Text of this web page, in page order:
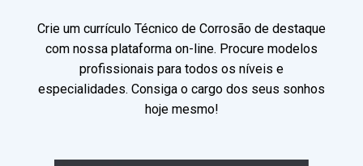
Crie um currículo Técnico de Corrosão de destaque
com nossa plataforma on-line. Procure modelos
profissionais para todos os níveis e
especialidades. Consiga o cargo dos seus sonhos
hoje mesmo!